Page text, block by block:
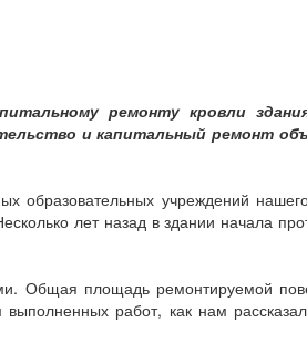
ремонту кровли
и капитальный ремонт
образовательных учреждений
лет назад в здании начала
Общая площадь ремонтируемой
работ, как нам